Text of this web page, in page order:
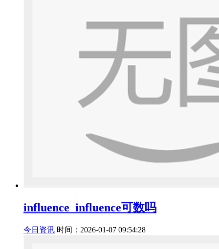
influence_influence可数吗
今日资讯 时间：2026-01-07 09:54:28